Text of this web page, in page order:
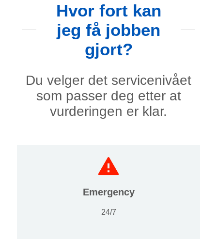
Hvor fort kan
jeg få jobben
gjort?
Du velger det servicenivået
som passer deg etter at
vurderingen er klar.
Emergency
24/7